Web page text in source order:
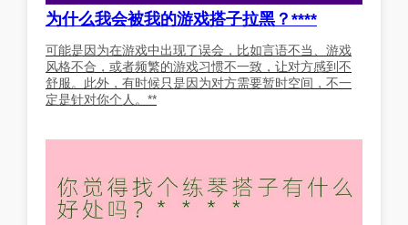
为什么我会被我的游戏搭子拉黑？****
可能是因为在游戏中出现了误会，比如言语不当、游戏
风格不合，或者频繁的游戏习惯不一致，让对方感到不
舒服。此外，有时候只是因为对方需要暂时空间，不一
定是针对你个人。**